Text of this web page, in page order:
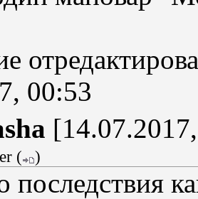
00:53
( )
последствия